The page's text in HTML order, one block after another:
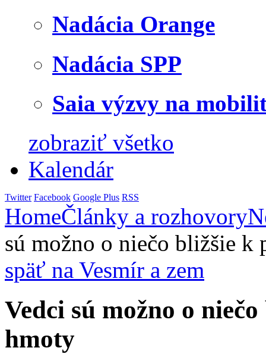
Nadácia Orange
Nadácia SPP
Saia výzvy na
zobraziť všetko
Kalendár
Twitter Facebook Google Plus RSS
HomeČlánky a rozhovory
sú možno o niečo bližšie k
späť na Vesmír a zem
Vedci sú možno o
hmoty